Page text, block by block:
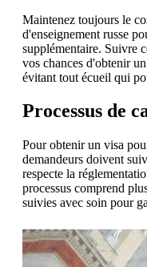
Maintenez toujours le
d'enseignement russe
supplémentaire. Suivre
vos chances d'obtenir
évitant tout écueil qui
Processus de
Pour obtenir un visa
demandeurs doivent
respecte la
processus comprend
suivies avec soin pour